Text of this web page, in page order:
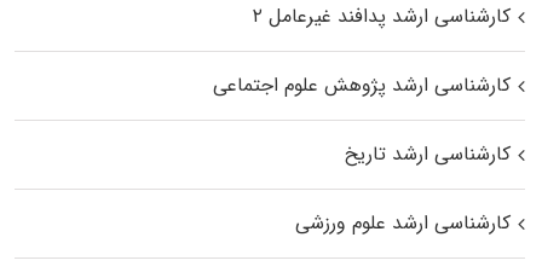
کارشناسی ارشد پدافند غیرعامل ۲
کارشناسی ارشد پژوهش علوم اجتماعی
کارشناسی ارشد تاریخ
کارشناسی ارشد علوم ورزشی